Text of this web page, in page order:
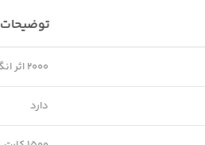
توضیحات
2000 اثر انگشت
دارد